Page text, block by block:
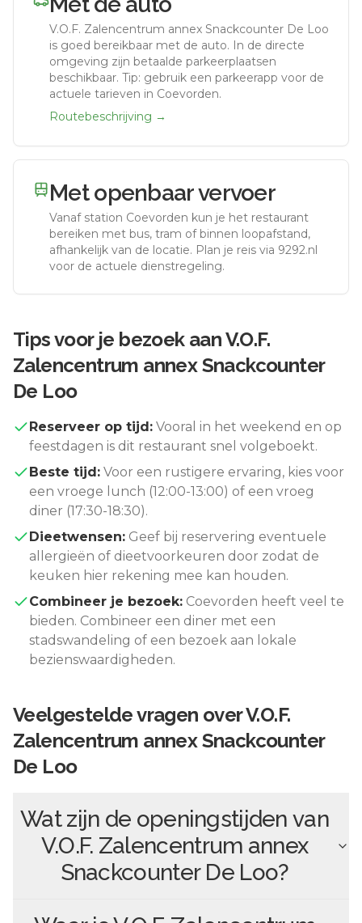
V.O.F. Zalencentrum annex Snackcounter De Loo
is goed bereikbaar met de auto. In de directe
omgeving zijn betaalde parkeerplaatsen
beschikbaar. Tip: gebruik een parkeerapp voor de
actuele tarieven in Coevorden.
Routebeschrijving →
Met openbaar vervoer
Vanaf station Coevorden kun je het restaurant
bereiken met bus, tram of binnen loopafstand,
afhankelijk van de locatie. Plan je reis via 9292.nl
voor de actuele dienstregeling.
Tips voor je bezoek aanV.O.F.
Zalencentrum annex Snackcounter
De Loo
Reserveer op tijd: Vooral in het weekend en op
feestdagen is dit restaurant snel volgeboekt.
Beste tijd: Voor een rustigere ervaring, kies voor
een vroege lunch (12:00-13:00) of een vroeg
diner (17:30-18:30).
Dieetwensen: Geef bij reservering eventuele
allergieën of dieetvoorkeuren door zodat de
keuken hier rekening mee kan houden.
Combineer je bezoek: Coevorden heeft veel te
bieden. Combineer een diner met een
stadswandeling of een bezoek aan lokale
bezienswaardigheden.
Veelgestelde vragen overV.O.F.
Zalencentrum annex Snackcounter
De Loo
Wat zijn de openingstijden van
V.O.F. Zalencentrum annex
Snackcounter De Loo?